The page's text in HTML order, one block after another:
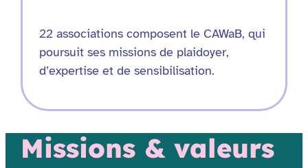
22 associations composent le CAWaB, qui
poursuit ses missions de plaidoyer,
d’expertise et de sensibilisation.
Missions & valeurs